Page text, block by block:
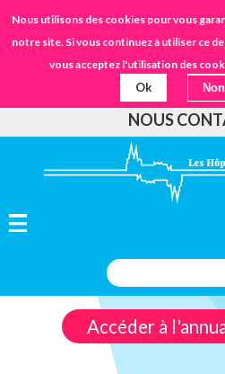
Nous utilisons des cookies pour vous
notre site. Si vous continuez à utiliser ce
vous acceptez l'utilisation des
Ok
au
URGENCES
IFSANTÉ CHARTRES
FAIRE
NOUS
Accéder à